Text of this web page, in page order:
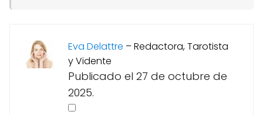
Eva Delattre –Redactora, Tarotista
y Vidente
Publicado el 27 de octubre de
2025.